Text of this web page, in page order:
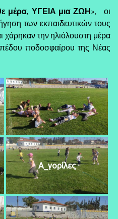
μέρα, ΥΓΕΙΑ μια ΖΩΗ», οι
των εκπαιδευτικών τους
χάρηκαν την ηλιόλουστη μέρα
ποδοσφαίρου της Νέας
Α_γορίλες